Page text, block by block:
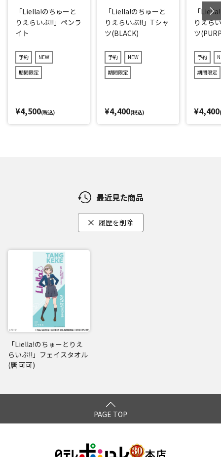
「Liella!のちゅーと
りえらいぶ!!」ペンラ
イト
予約 NEW
期間限定
¥4,500(税込)
「Liella!のちゅーと
りえらいぶ!!」Tシャ
ツ(BLACK)
予約 NEW
期間限定
¥4,400(税込)
「
りえら
ツ
予約
期間限定
¥4,400
最近見た商品
履歴を削除
「Liella!のちゅーとりえ
らいぶ!!」フェイスタオル
(唐 可可)
PAGE TOP